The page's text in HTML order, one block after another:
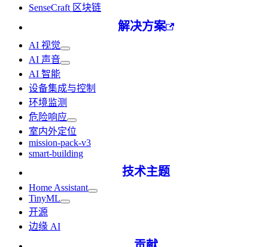
SenseCraft 区块链
解决方案
AI 视觉
AI 声音
AI 智能
设备集成与控制
环境监测
危险响应
室内外定位
mission-pack-v3
smart-building
技术主题
Home Assistant
TinyML
开源
边缘 AI